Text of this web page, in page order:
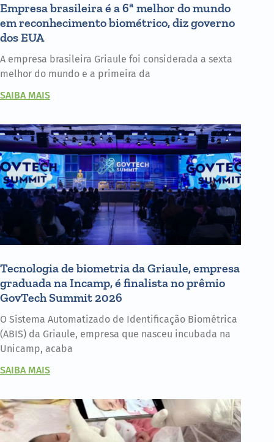
Empresa brasileira é a 6ª melhor do mundo
em reconhecimento biométrico, diz governo
dos EUA
A empresa brasileira Griaule foi considerada a sexta
melhor do mundo e a primeira da
SAIBA MAIS
Tecnologia de biometria da Griaule, empresa
graduada na Incamp, é finalista no prêmio
GovTech Summit 2026
O Sistema Automatizado de Identificação Biométrica
(ABIS) da Griaule, empresa que nasceu incubada na
Unicamp, acaba
SAIBA MAIS